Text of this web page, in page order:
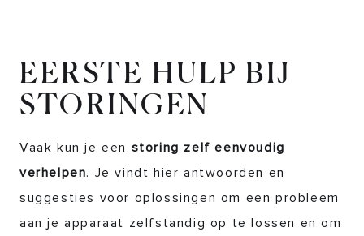
EERSTE HULP BIJ
STORINGEN
Vaak kun je een storing zelf eenvoudig
verhelpen. Je vindt hier antwoorden en
suggesties voor oplossingen om een probleem
aan je apparaat zelfstandig op te lossen en om